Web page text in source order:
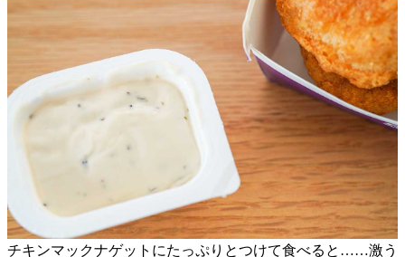
チキンマックナゲットにたっぷりとつけて食べると……激う